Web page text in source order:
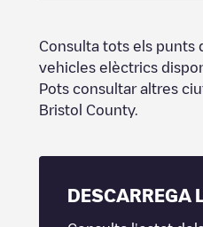
Consulta tots els punts
vehicles elèctrics
Pots consultar altres
Bristol County.
DESCARREGA